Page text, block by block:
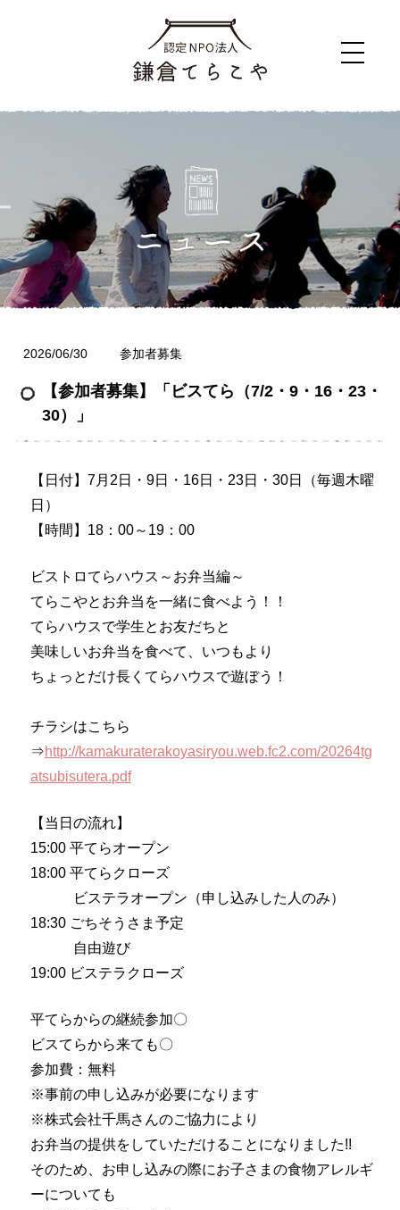
2026/06/30 参加者募集
【参加者募集】「ビスてら（7/2・9・16・23・
30）」
【日付】7月2日・9日・16日・23日・30日（毎週木曜
日）
【時間】18：00～19：00
ビストロてらハウス～お弁当編～
てらこやとお弁当を一緒に食べよう！！
てらハウスで学生とお友だちと
美味しいお弁当を食べて、いつもより
ちょっとだけ長くてらハウスで遊ぼう！
チラシはこちら
⇒http://kamakuraterakoyasiryou.web.fc2.com/20264tg
atsubisutera.pdf
【当日の流れ】
15:00 平てらオープン
18:00 平てらクローズ
ビステラオープン（申し込みした人のみ）
18:30 ごちそうさま予定
自由遊び
19:00 ビステラクローズ
平てらからの継続参加〇
ビスてらから来ても〇
参加費：無料
※事前の申し込みが必要になります
※株式会社千馬さんのご協力により
お弁当の提供をしていただけることになりました!!
そのため、お申し込みの際にお子さまの食物アレルギ
ーについても